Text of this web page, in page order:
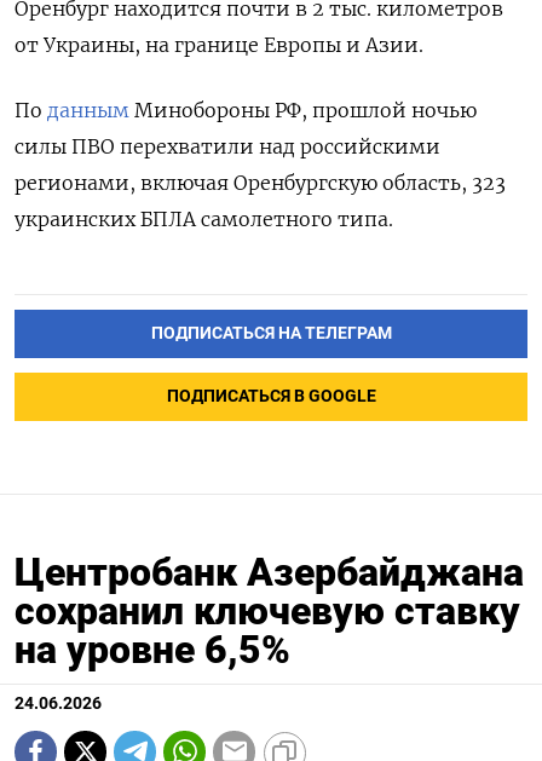
Оренбург находится почти в 2 тыс. километров
от Украины, на границе Европы и Азии.
По данным Минобороны РФ, прошлой ночью
силы ПВО перехватили над российскими
регионами, включая Оренбургскую область, 323
украинских БПЛА самолетного типа.
ПОДПИСАТЬСЯ НА ТЕЛЕГРАМ
ПОДПИСАТЬСЯ В GOOGLE
Центробанк Азербайджана
сохранил ключевую ставку
на уровне 6,5%
24.06.2026